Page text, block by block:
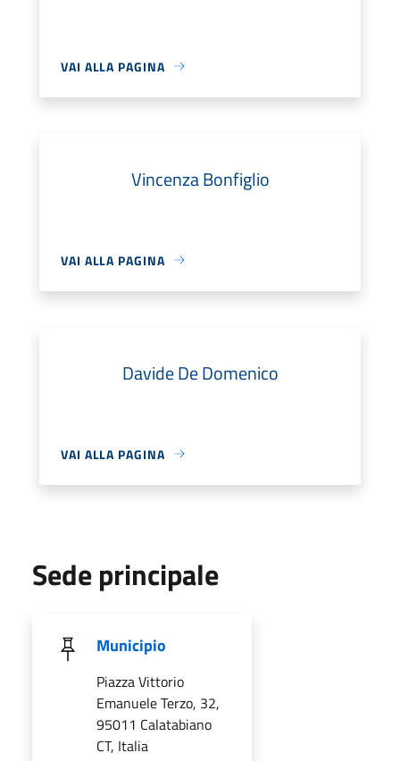
VAI ALLA PAGINA
Vincenza Bonfiglio
VAI ALLA PAGINA
Davide De Domenico
VAI ALLA PAGINA
Sede principale
Municipio
Piazza Vittorio
Emanuele Terzo, 32,
95011 Calatabiano
CT, Italia